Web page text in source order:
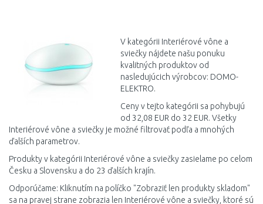
V kategórii Interiérové vône a
sviečky nájdete našu ponuku
kvalitných produktov od
nasledujúcich výrobcov: DOMO-
ELEKTRO.
Ceny v tejto kategórii sa pohybujú
od 32,08 EUR do 32 EUR. Všetky
Interiérové vône a sviečky je možné filtrovať podľa a mnohých
ďalších parametrov.
Produkty v kategórii Interiérové vône a sviečky zasielame po celom
Česku a Slovensku a do 23 ďalších krajín.
Odporúčame: Kliknutím na políčko "Zobraziť len produkty skladom"
sa na pravej strane zobrazia len Interiérové vône a sviečky, ktoré sú